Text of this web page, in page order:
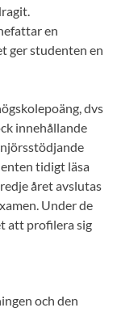
en
ger studenten en
dvs
innehållande
tidigt läsa
året avslutas
Under de
att profilera sig
och den